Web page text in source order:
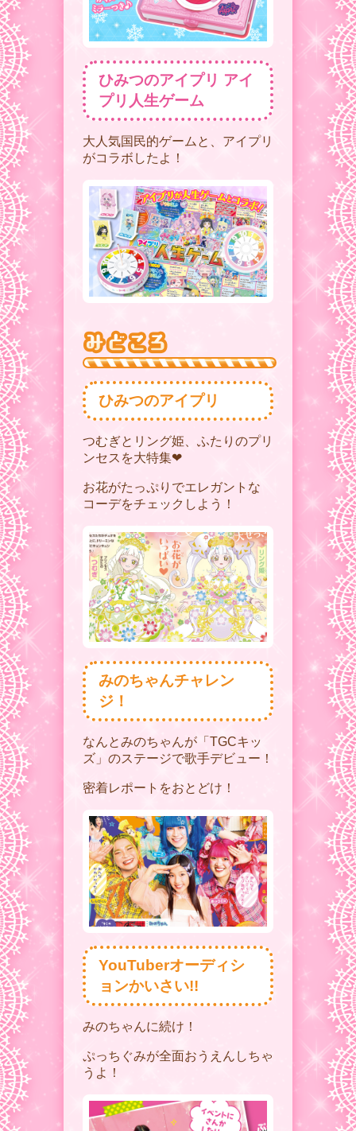
ひみつのアイプリ アイ
プリ人生ゲーム
大人気国民的ゲームと、アイプリ
がコラボしたよ！
ひみつのアイプリ
つむぎとリング姫、ふたりのプリ
ンセスを大特集❤︎
お花がたっぷりでエレガントな
コーデをチェックしよう！
みのちゃんチャレン
ジ！
なんとみのちゃんが「TGCキッ
ズ」のステージで歌手デビュー！
密着レポートをおとどけ！
YouTuberオーディシ
ョンかいさい!!
みのちゃんに続け！
ぷっちぐみが全面おうえんしちゃ
うよ！